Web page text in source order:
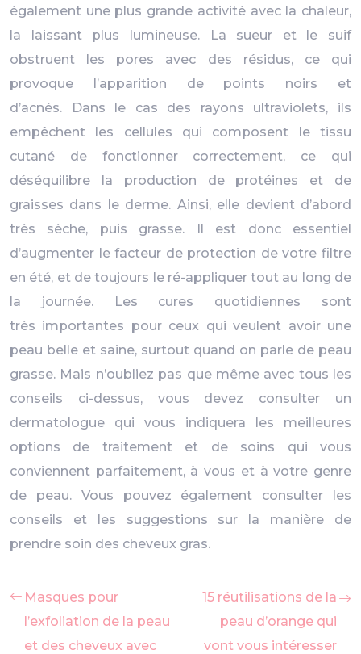
également une plus grande activité avec la chaleur,
la laissant plus lumineuse. La sueur et le suif
obstruent les pores avec des résidus, ce qui
provoque l’apparition de points noirs et
d’acnés. Dans le cas des rayons ultraviolets, ils
empêchent les cellules qui composent le tissu
cutané de fonctionner correctement, ce qui
déséquilibre la production de protéines et de
graisses dans le derme. Ainsi, elle devient d’abord
très sèche, puis grasse. Il est donc essentiel
d’augmenter le facteur de protection de votre filtre
en été, et de toujours le ré-appliquer tout au long de
la journée. Les cures quotidiennes sont
très importantes pour ceux qui veulent avoir une
peau belle et saine, surtout quand on parle de peau
grasse. Mais n’oubliez pas que même avec tous les
conseils ci-dessus, vous devez consulter un
dermatologue qui vous indiquera les meilleures
options de traitement et de soins qui vous
conviennent parfaitement, à vous et à votre genre
de peau. Vous pouvez également consulter les
conseils et les suggestions sur la manière de
prendre soin des cheveux gras.
Masques pour
l’exfoliation de la peau
et des cheveux avec
15 réutilisations de la
peau d’orange qui
vont vous intéresser